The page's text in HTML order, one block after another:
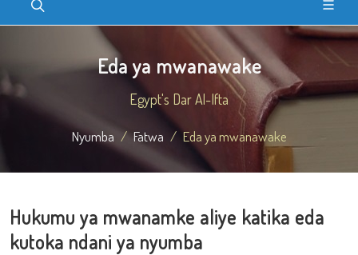
Eda ya mwanawake
Egypt's Dar Al-Ifta
Nyumba Fatwa Eda ya mwanawake
Hukumu ya mwanamke aliye katika eda
kutoka ndani ya nyumba